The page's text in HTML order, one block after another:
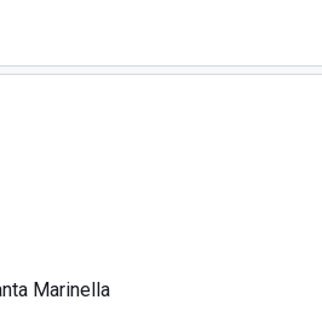
o stagionali, in un'area
al mare divertendosi in
Marinella